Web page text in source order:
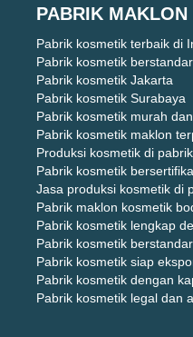
PABRIK
Pabrik kosmetik terbaik di
Pabrik kosmetik
Pabrik kosmetik Jakarta
Pabrik kosmetik Surabaya
Pabrik kosmetik murah
Pabrik kosmetik maklon
Produksi kosmetik di
Pabrik kosmetik
Jasa produksi kosmetik di
Pabrik maklon kosmetik
Pabrik kosmetik lengkap
Pabrik kosmetik
Pabrik kosmetik siap
Pabrik kosmetik dengan
Pabrik kosmetik legal dan